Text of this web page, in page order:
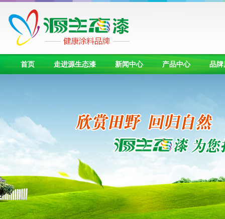
首页 走进源生态漆 新闻中心 产品中心 品牌